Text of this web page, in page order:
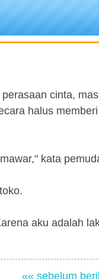
cinta,
halus
kata
aku adalah
«« sebelum